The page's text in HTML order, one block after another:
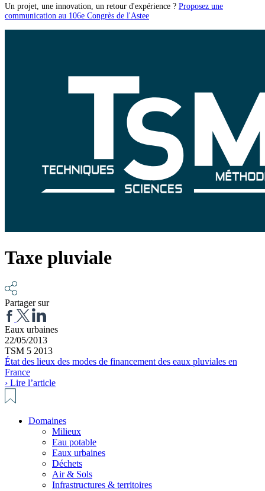
Un projet, une innovation, un retour d'expérience ? Proposez une
communication au 106e Congrès de l'Astee
Taxe pluviale
Partager sur
Eaux urbaines
22/05/2013
TSM 5 2013
État des lieux des modes de financement des eaux pluviales en
France
› Lire l’article
Domaines
Milieux
Eau potable
Eaux urbaines
Déchets
Air & Sols
Infrastructures & territoires